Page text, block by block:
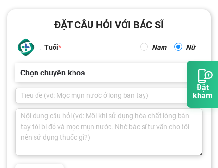
Đặt
khám
ĐẶT CÂU HỎI VỚI BÁC SĨ
Tuổi Nam Nữ
Chọn chuyên khoa